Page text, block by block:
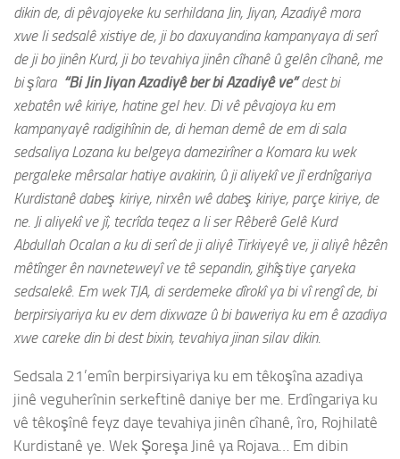
dikin de, di pêvajoyeke ku serhildana Jin, Jiyan, Azadiyê mora
xwe li sedsalê xistiye de, ji bo daxuyandina kampanyaya di serî
de ji bo jinên Kurd, ji bo tevahiya jinên cîhanê û gelên cîhanê, me
bi şîara “Bi Jin Jiyan Azadiyê ber bi Azadiyê ve”dest bi
xebatên wê kiriye, hatine gel hev. Di vê pêvajoya ku em
kampanyayê radigihînin de, di heman demê de em di sala
sedsaliya Lozana ku belgeya damezirîner a Komara ku wek
pergaleke mêrsalar hatiye avakirin, û ji aliyekî ve jî erdnîgariya
Kurdistanê dabeş kiriye, nirxên wê dabeş kiriye, parçe kiriye, de
ne. Ji aliyekî ve jî, tecrîda teqez a li ser Rêberê Gelê Kurd
Abdullah Ocalan a ku di serî de ji aliyê Tirkiyeyê ve, ji aliyê hêzên
mêtînger ên navneteweyî ve tê sepandin, gihîştiye çaryeka
sedsalekê. Em wek TJA, di serdemeke dîrokî ya bi vî rengî de, bi
berpirsiyariya ku ev dem dixwaze û bi baweriya ku em ê azadiya
xwe careke din bi dest bixin, tevahiya jinan silav dikin.
Sedsala 21’emîn berpirsiyariya ku em têkoşîna azadiya
jinê veguherînin serkeftinê daniye ber me. Erdîngariya ku
vê têkoşînê feyz daye tevahiya jinên cîhanê, îro, Rojhilatê
Kurdistanê ye. Wek Şoreşa Jinê ya Rojava… Em dibin